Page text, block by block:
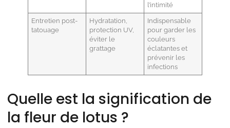
l’intimité
Entretien post-
tatouage
Hydratation,
protection UV,
éviter le
grattage
Indispensable
pour garder les
couleurs
éclatantes et
prévenir les
infections
Quelle est la signification de
la fleur de lotus ?